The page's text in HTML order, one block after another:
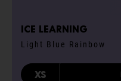
ICE learning
Light Blue Rainbow
XS